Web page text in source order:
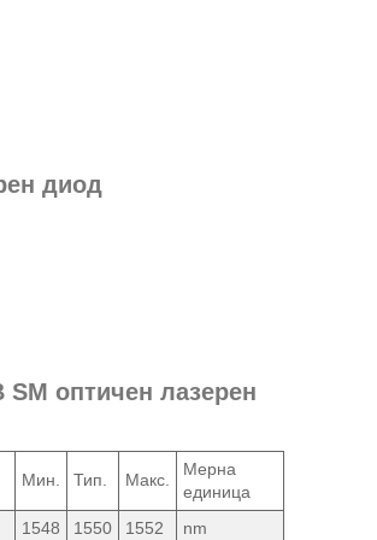
диод
SM оптичен лазерен
Мин. Тип. Макс.
Мерна
единица
1548 1550 1552
nm